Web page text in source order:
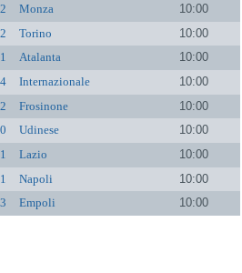
Monza
10:00
Torino
10:00
Atalanta
10:00
Internazionale
10:00
Frosinone
10:00
Udinese
10:00
Lazio
10:00
Napoli
10:00
Empoli 10:00